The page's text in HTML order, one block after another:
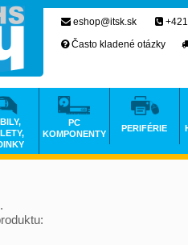
eshop@itsk.sk
Často kladené otázky
PC
KOMPONENTY
PERIFÉRIE